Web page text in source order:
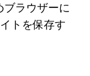
ブラウザーに
トを保存す